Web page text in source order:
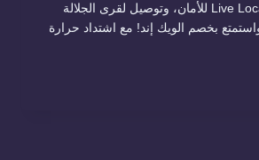
واسعة، ميزة Live Location للأمان، وتوصيل لقرى الجلالة
بخصم الويك إند! مع اشتداد حرارة